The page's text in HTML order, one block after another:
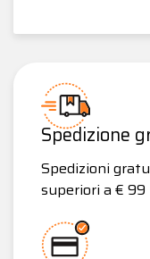
Spedizione
Spedizioni
superiori a € 99